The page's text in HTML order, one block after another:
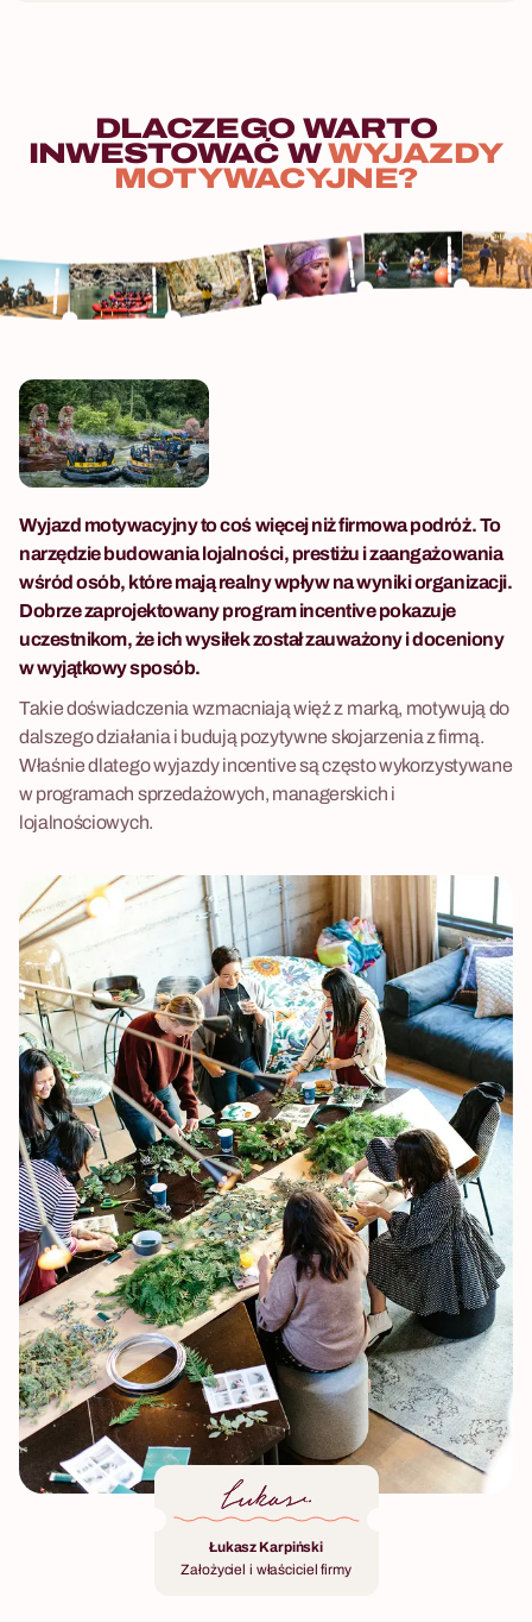
DLACZEGO WARTO
INWESTOWAĆ W WYJAZDY
MOTYWACYJNE?
Wyjazd motywacyjny to coś więcej niż firmowa podróż. To
narzędzie budowania lojalności, prestiżu i zaangażowania
wśród osób, które mają realny wpływ na wyniki organizacji.
Dobrze zaprojektowany program incentive pokazuje
uczestnikom, że ich wysiłek został zauważony i doceniony
w wyjątkowy sposób.
Takie doświadczenia wzmacniają więź z marką, motywują do
dalszego działania i budują pozytywne skojarzenia z firmą.
Właśnie dlatego wyjazdy incentive są często wykorzystywane
w programach sprzedażowych, managerskich i
lojalnościowych.
Łukasz Karpiński
Założyciel i właściciel firmy